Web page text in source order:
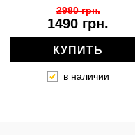
1490 грн.
2980 грн.
КУПИТЬ
в наличии